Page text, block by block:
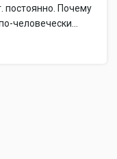
постоянно. Почему
человечески...